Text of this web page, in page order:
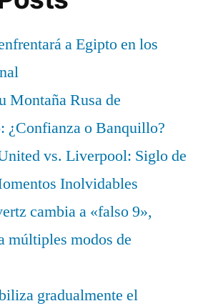
a Egipto en los
Montaña Rusa de
¿Confianza o Banquillo?
vs. Liverpool: Siglo de
Inolvidables
cambia a «falso 9»,
múltiples modos de
gradualmente el